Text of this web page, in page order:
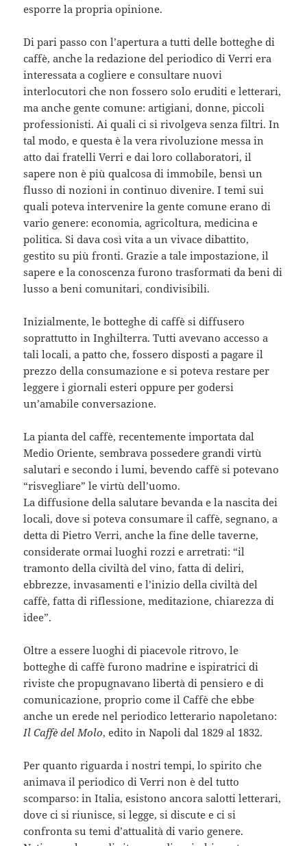
esporre la propria opinione.
Di pari passo con l’apertura a tutti delle botteghe di
caffè, anche la redazione del periodico di Verri era
interessata a cogliere e consultare nuovi
interlocutori che non fossero solo eruditi e letterari,
ma anche gente comune: artigiani, donne, piccoli
professionisti. Ai quali ci si rivolgeva senza filtri. In
tal modo, e questa è la vera rivoluzione messa in
atto dai fratelli Verri e dai loro collaboratori, il
sapere non è più qualcosa di immobile, bensì un
flusso di nozioni in continuo divenire. I temi sui
quali poteva intervenire la gente comune erano di
vario genere: economia, agricoltura, medicina e
politica. Si dava così vita a un vivace dibattito,
gestito su più fronti. Grazie a tale impostazione, il
sapere e la conoscenza furono trasformati da beni di
lusso a beni comunitari, condivisibili.
Inizialmente, le botteghe di caffè si diffusero
soprattutto in Inghilterra. Tutti avevano accesso a
tali locali, a patto che, fossero disposti a pagare il
prezzo della consumazione e si poteva restare per
leggere i giornali esteri oppure per godersi
un’amabile conversazione.
La pianta del caffè, recentemente importata dal
Medio Oriente, sembrava possedere grandi virtù
salutari e secondo i lumi, bevendo caffè si potevano
“risvegliare” le virtù dell’uomo.
La diffusione della salutare bevanda e la nascita dei
locali, dove si poteva consumare il caffè, segnano, a
detta di Pietro Verri, anche la fine delle taverne,
considerate ormai luoghi rozzi e arretrati: “il
tramonto della civiltà del vino, fatta di deliri,
ebbrezze, invasamenti e l’inizio della civiltà del
caffè, fatta di riflessione, meditazione, chiarezza di
idee”.
Oltre a essere luoghi di piacevole ritrovo, le
botteghe di caffè furono madrine e ispiratrici di
riviste che propugnavano libertà di pensiero e di
comunicazione, proprio come il Caffè che ebbe
anche un erede nel periodico letterario napoletano:
Il Caffè del Molo, edito in Napoli dal 1829 al 1832.
Per quanto riguarda i nostri tempi, lo spirito che
animava il periodico di Verri non è del tutto
scomparso: in Italia, esistono ancora salotti letterari,
dove ci si riunisce, si legge, si discute e ci si
confronta su temi d’attualità di vario genere.